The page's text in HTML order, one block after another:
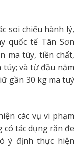
soi chiếu hành lý,
quốc tế Tân Sơn
ma túy, tiền chất,
và từ đầu năm
gần 30 kg ma tuý
các vụ vi phạm
có tác dụng răn đe
ý định thực hiện